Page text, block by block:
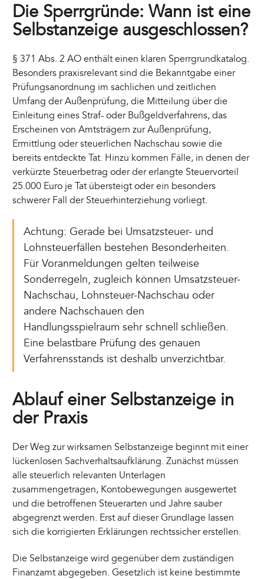
Die Sperrgründe: Wann ist eine
Selbstanzeige ausgeschlossen?
§ 371 Abs. 2 AO enthält einen klaren Sperrgrundkatalog.
Besonders praxisrelevant sind die Bekanntgabe einer
Prüfungsanordnung im sachlichen und zeitlichen
Umfang der Außenprüfung, die Mitteilung über die
Einleitung eines Straf- oder Bußgeldverfahrens, das
Erscheinen von Amtsträgern zur Außenprüfung,
Ermittlung oder steuerlichen Nachschau sowie die
bereits entdeckte Tat. Hinzu kommen Fälle, in denen der
verkürzte Steuerbetrag oder der erlangte Steuervorteil
25.000 Euro je Tat übersteigt oder ein besonders
schwerer Fall der Steuerhinterziehung vorliegt.
Achtung: Gerade bei Umsatzsteuer- und
Lohnsteuerfällen bestehen Besonderheiten.
Für Voranmeldungen gelten teilweise
Sonderregeln, zugleich können Umsatzsteuer-
Nachschau, Lohnsteuer-Nachschau oder
andere Nachschauen den
Handlungsspielraum sehr schnell schließen.
Eine belastbare Prüfung des genauen
Verfahrensstands ist deshalb unverzichtbar.
Ablauf einer Selbstanzeige in
der Praxis
Der Weg zur wirksamen Selbstanzeige beginnt mit einer
lückenlosen Sachverhaltsaufklärung. Zunächst müssen
alle steuerlich relevanten Unterlagen
zusammengetragen, Kontobewegungen ausgewertet
und die betroffenen Steuerarten und Jahre sauber
abgegrenzt werden. Erst auf dieser Grundlage lassen
sich die korrigierten Erklärungen rechtssicher erstellen.
Die Selbstanzeige wird gegenüber dem zuständigen
Finanzamt abgegeben. Gesetzlich ist keine bestimmte